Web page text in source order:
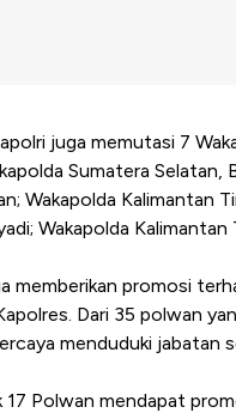
juga memutasi 7
Sumatera
Wakapolda Kalimantan
Wakapolda
memberikan promosi
Dari 35 polwan
menduduki jabatan
17 Polwan mendapat
Kongo Tutup Keran